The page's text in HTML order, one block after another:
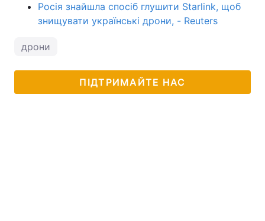
Росія знайшла спосіб глушити Starlink, щоб
знищувати українські дрони, - Reuters
дрони
ПІДТРИМАЙТЕ НАС